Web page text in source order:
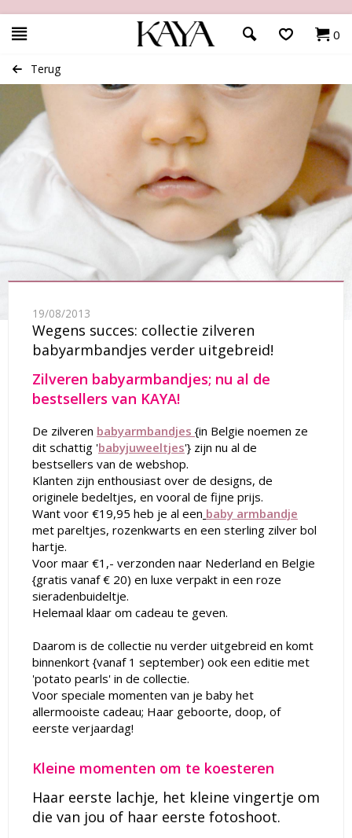
0
Terug
19/08/2013
Wegens succes: collectie zilveren
babyarmbandjes verder uitgebreid!
Zilveren babyarmbandjes; nu al de
bestsellers van KAYA!
De zilveren babyarmbandjes {in Belgie noemen ze
dit schattig 'babyjuweeltjes'} zijn nu al de
bestsellers van de webshop.
Klanten zijn enthousiast over de designs, de
originele bedeltjes, en vooral de fijne prijs.
Want voor €19,95 heb je al een baby armbandje
met pareltjes, rozenkwarts en een sterling zilver bol
hartje.
Voor maar €1,- verzonden naar Nederland en Belgie
{gratis vanaf € 20) en luxe verpakt in een roze
sieradenbuideltje.
Helemaal klaar om cadeau te geven.
Daarom is de collectie nu verder uitgebreid en komt
binnenkort {vanaf 1 september) ook een editie met
'potato pearls' in de collectie.
Voor speciale momenten van je baby het
allermooiste cadeau; Haar geboorte, doop, of
eerste verjaardag!
Kleine momenten om te koesteren
Haar eerste lachje, het kleine vingertje om
die van jou of haar eerste fotoshoot.